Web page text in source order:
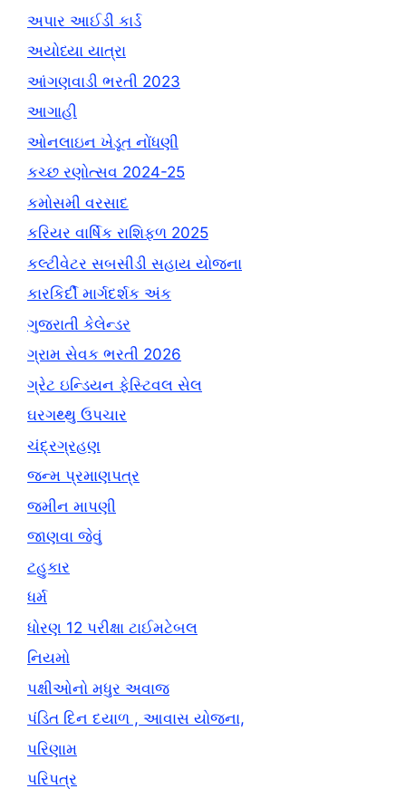
અપાર આઈડી કાર્ડ
અયોધ્યા યાત્રા
આંગણવાડી ભરતી 2023
આગાહી
ઓનલાઇન ખેડૂત નોંધણી
કચ્છ રણોત્સવ 2024-25
કમોસમી વરસાદ
કરિયર વાર્ષિક રાશિફળ 2025
કલ્ટીવેટર સબસીડી સહાય યોજના
કારકિર્દી માર્ગદર્શક અંક
ગુજરાતી કેલેન્ડર
ગ્રામ સેવક ભરતી 2026
ગ્રેટ ઇન્ડિયન ફેસ્ટિવલ સેલ
ઘરગથ્થુ ઉપચાર
ચંદ્રગ્રહણ
જન્મ પ્રમાણપત્ર
જમીન માપણી
જાણવા જેવું
ટહુકાર
ધર્મ
ધોરણ 12 પરીક્ષા ટાઈમટેબલ
નિયમો
પક્ષીઓનો મધુર અવાજ
પંડિત દિન દયાળ , આવાસ યોજના,
પરિણામ
પરિપત્ર